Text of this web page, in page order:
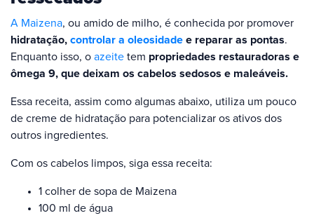
A Maizena, ou amido de milho, é conhecida por promover
hidratação, controlar a oleosidade e reparar as pontas.
Enquanto isso, o azeite tem propriedades restauradoras e
ômega 9, que deixam os cabelos sedosos e maleáveis.
Essa receita, assim como algumas abaixo, utiliza um pouco
de creme de hidratação para potencializar os ativos dos
outros ingredientes.
Com os cabelos limpos, siga essa receita:
1 colher de sopa de Maizena
100 ml de água